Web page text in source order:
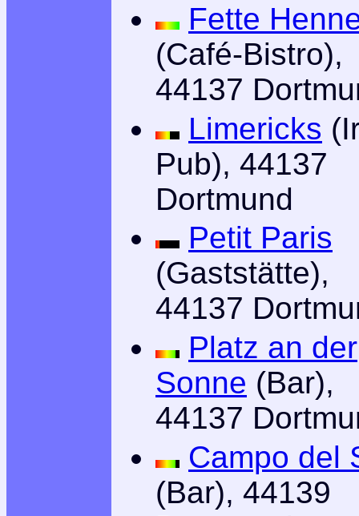
Fette
(Café-Bistro),
44137
Limericks
Pub), 44137
Dortmund
Petit Paris
(Gaststätte),
44137
Platz an der
Sonne (Bar),
44137
Campo del
(Bar), 44139